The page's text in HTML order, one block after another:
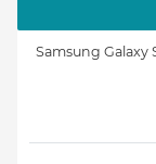
Samsung Galaxy